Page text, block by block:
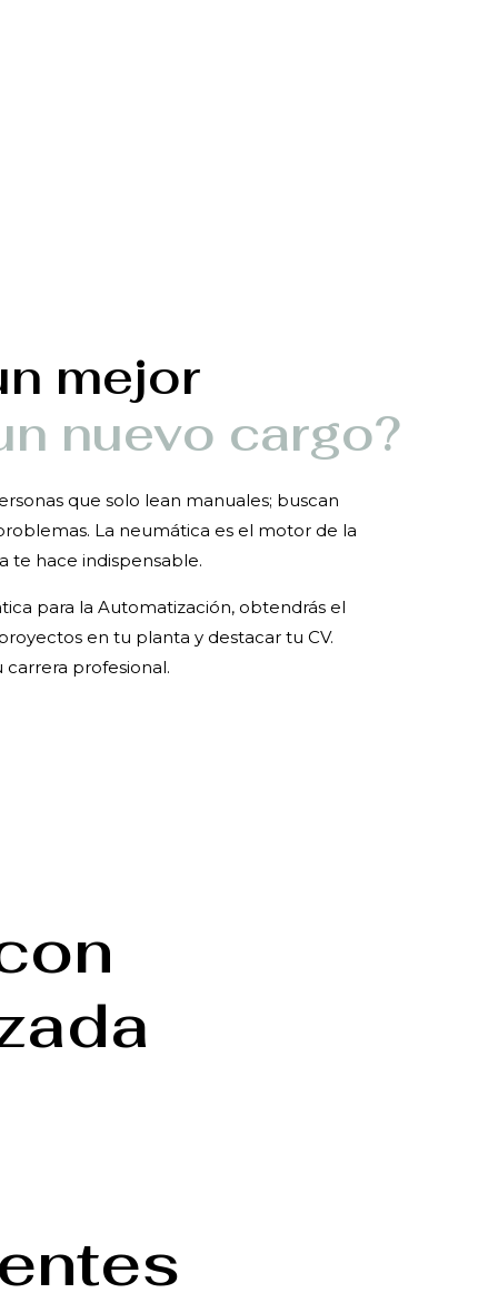
mejor
nuevo cargo?
que solo lean manuales; buscan
La neumática es el motor de la
te hace indispensable.
para la Automatización, obtendrás el
en tu planta y destacar tu CV.
profesional.